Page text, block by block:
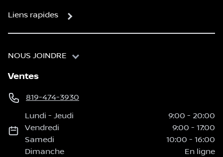
Liens rapides
NOUS JOINDRE
Ventes
819-474-3930
Lundi -Jeudi 9:00 - 20:00
Vendredi
9:00 - 17:00
Samedi
10:00 - 16:00
Dimanche
En ligne